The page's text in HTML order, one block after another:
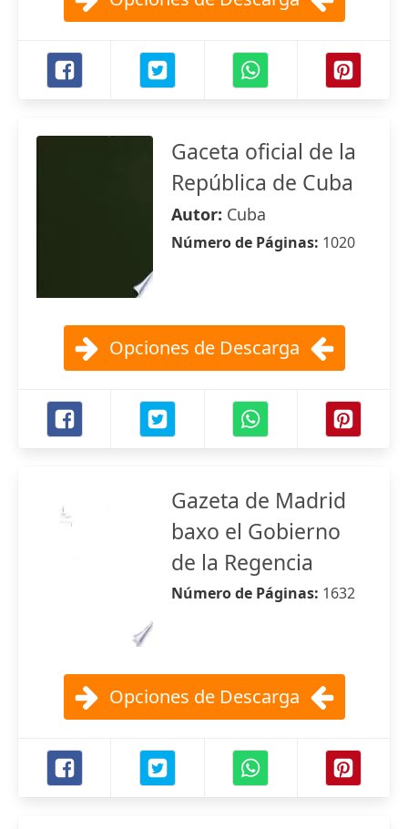
Gaceta oficial de la
República de Cuba
Autor: Cuba
Número de Páginas: 1020
Opciones de Descarga
Gazeta de Madrid
baxo el Gobierno
de la Regencia
Número de Páginas: 1632
Opciones de Descarga